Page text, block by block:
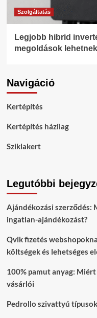
Szolgáltatás
Legjobb hibrid
megoldások
Navigáció
Kertépítés
Kertépítés házilag
Sziklakert
Legutóbbi
Ajándékozási szerződés:
ingatlan-ajándékozást?
Qvik fizetés
költségek és lehetséges
100% pamut anyag:
vásárlói
Pedrollo szivattyú típusok